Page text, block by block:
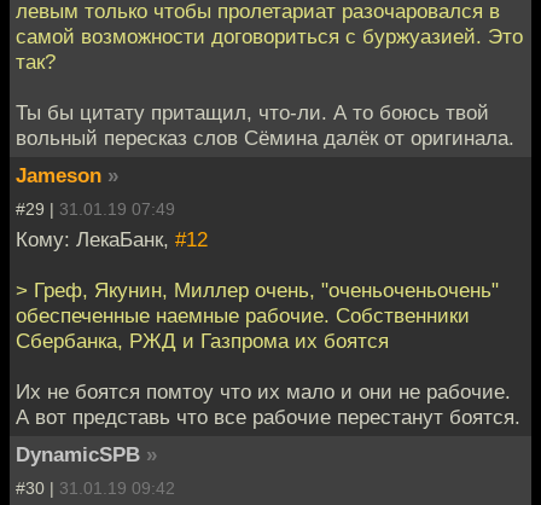
левым только чтобы пролетариат разочаровался в
самой возможности договориться с буржуазией. Это
так?
Ты бы цитату притащил, что-ли. А то боюсь твой
вольный пересказ слов Сёмина далёк от оригинала.
Jameson »
#29 | 31.01.19 07:49
Кому: ЛекаБанк, #12
> Греф, Якунин, Миллер очень, "оченьоченьочень"
обеспеченные наемные рабочие. Собственники
Сбербанка, РЖД и Газпрома их боятся
Их не боятся помтоу что их мало и они не рабочие.
А вот представь что все рабочие перестанут боятся.
DynamicSPB »
#30 | 31.01.19 09:42